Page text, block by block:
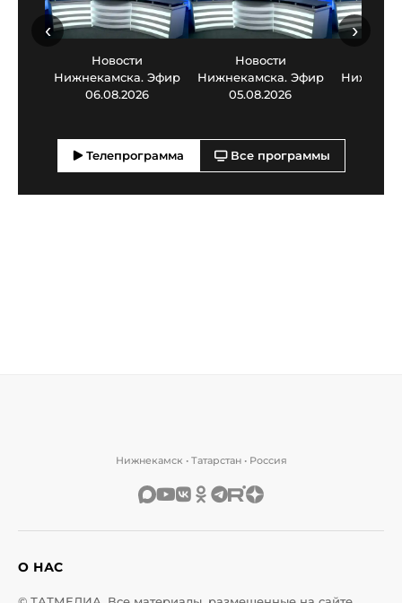
Новости
Нижнекамска. Эфир
06.08.2026
Новости
Нижнекамска. Эфир
05.08.2026
‹ ›
Телепрограмма Все программы
Нижнекамск • Татарстан • Россия
О НАС